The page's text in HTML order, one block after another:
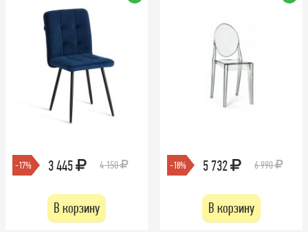
-17% 3 445 4 150
В корзину
-18% 5 732 6 990
В корзину